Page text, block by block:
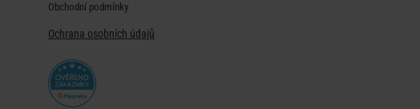
Obchodní podmínky
Ochrana osobních údajů